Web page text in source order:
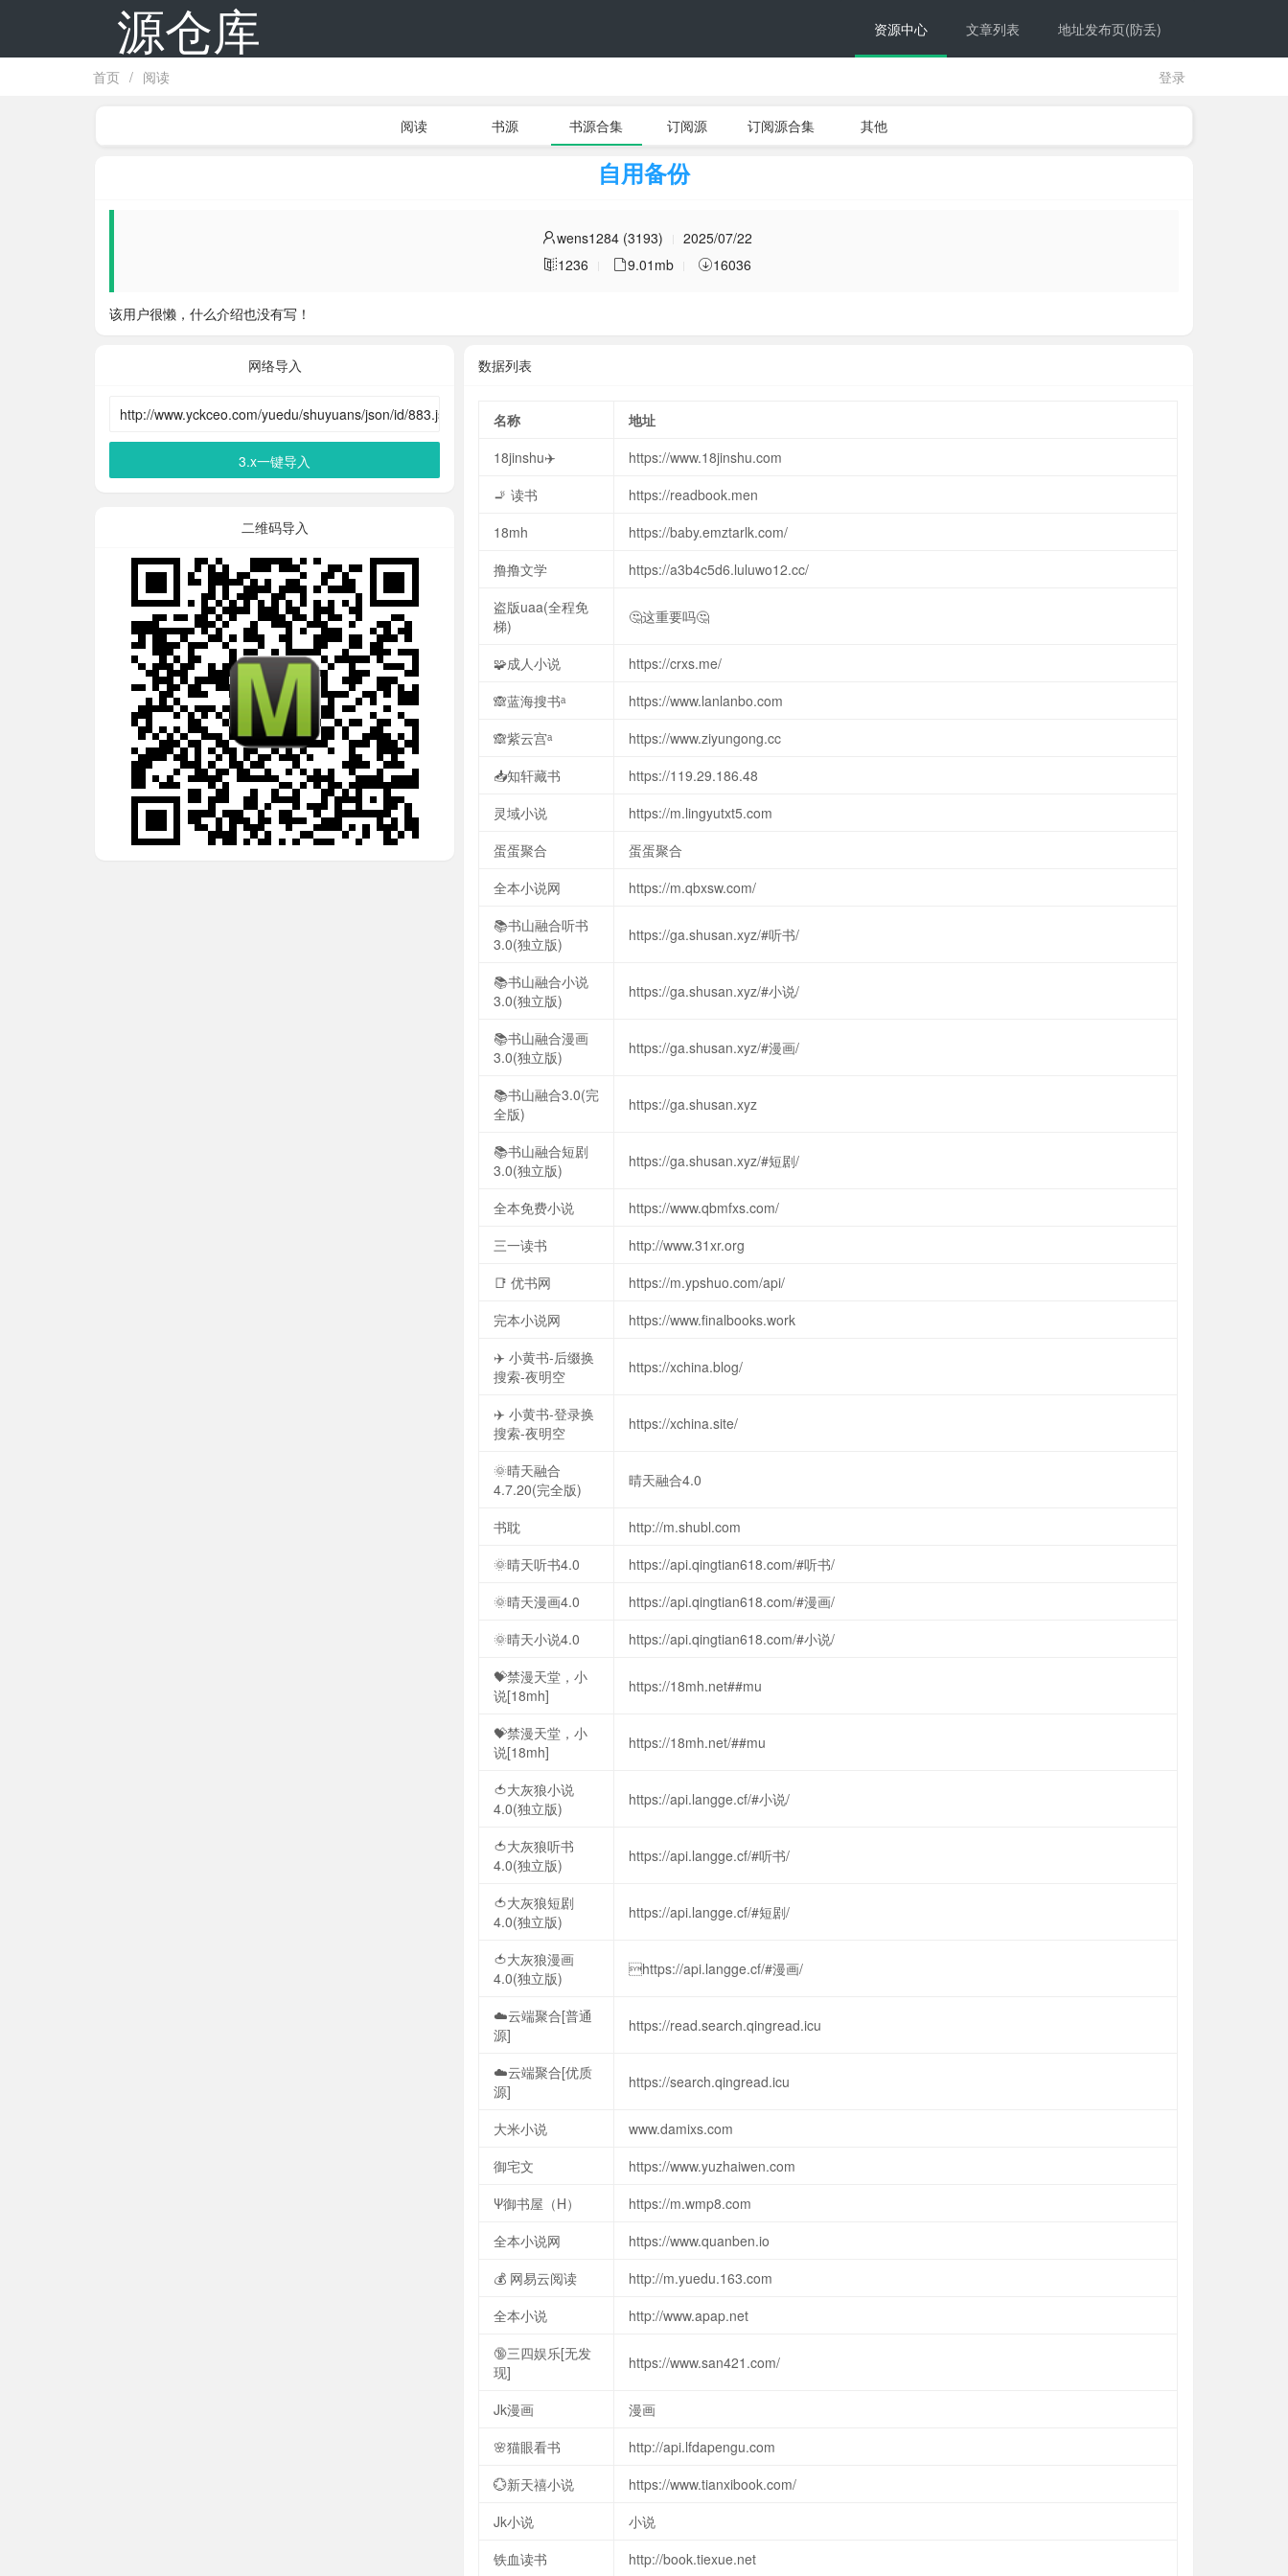
源仓库 资源中心 文章列表 地址发布页(防丢)
首页 / 阅读 登录
阅读 书源 书源合集 订阅源 订阅源合集 其他
自用备份
wens1284 (3193)
2025/07/22
1236
9.01mb 16036
该用户很懒，什么介绍也没有写！
网络导入
3.x一键导入
二维码导入
数据列表
名称
地址
18jinshu✈️
https://www.18jinshu.com
🚬 读书
https://readbook.men
18mh
https://baby.emztarlk.com/
撸撸文学
https://a3b4c5d6.luluwo12.cc/
盗版uaa(全程免
梯)
🤔这重要吗🤔
🧩成人小说
https://crxs.me/
🙈蓝海搜书ᵃ
https://www.lanlanbo.com
🙈紫云宫ᵃ
https://www.ziyungong.cc
📥知轩藏书
https://119.29.186.48
灵域小说
https://m.lingyutxt5.com
蛋蛋聚合
蛋蛋聚合
全本小说网
https://m.qbxsw.com/
📚书山融合听书
3.0(独立版)
https://ga.shusan.xyz/#听书/
📚书山融合小说
3.0(独立版)
https://ga.shusan.xyz/#小说/
📚书山融合漫画
3.0(独立版)
https://ga.shusan.xyz/#漫画/
📚书山融合3.0(完
全版)
https://ga.shusan.xyz
📚书山融合短剧
3.0(独立版)
https://ga.shusan.xyz/#短剧/
全本免费小说
https://www.qbmfxs.com/
三一读书
http://www.31xr.org
📑 优书网
https://m.ypshuo.com/api/
完本小说网
https://www.finalbooks.work
✈️ 小黄书-后缀换
搜索-夜明空
https://xchina.blog/
✈️ 小黄书-登录换
搜索-夜明空
https://xchina.site/
🌞晴天融合
4.7.20(完全版)
晴天融合4.0
书耽
http://m.shubl.com
🌞晴天听书4.0
https://api.qingtian618.com/#听书/
🌞晴天漫画4.0
https://api.qingtian618.com/#漫画/
🌞晴天小说4.0
https://api.qingtian618.com/#小说/
💝禁漫天堂，小
说[18mh]
https://18mh.net##mu
💝禁漫天堂，小
说[18mh]
https://18mh.net/##mu
🍅大灰狼小说
4.0(独立版)
https://api.langge.cf/#小说/
🍅大灰狼听书
4.0(独立版)
https://api.langge.cf/#听书/
🍅大灰狼短剧
4.0(独立版)
https://api.langge.cf/#短剧/
🍅大灰狼漫画
4.0(独立版)
https://api.langge.cf/#漫画/
☁️云端聚合[普通
源]
https://read.search.qingread.icu
☁️云端聚合[优质
源]
https://search.qingread.icu
大米小说
www.damixs.com
御宅文
https://www.yuzhaiwen.com
Ψ御书屋（H）
https://m.wmp8.com
全本小说网
https://www.quanben.io
💰 网易云阅读
http://m.yuedu.163.com
全本小说
http://www.apap.net
🔞三四娱乐[无发
现]
https://www.san421.com/
Jk漫画
漫画
🌸猫眼看书
http://api.lfdapengu.com
💮新天禧小说
https://www.tianxibook.com/
Jk小说
小说
铁血读书
http://book.tiexue.net